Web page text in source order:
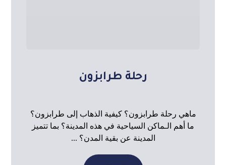
رحلة طرابزون
ماهي رحلة طرابزون؟ كيفية الذهاب إلى طرابزون؟
ما أهم الـماكن السياحية في هذه المدينة؟ بما تتميز
المدينة عن بقية المدن؟ ...